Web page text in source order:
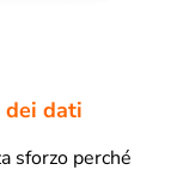
dei dati
sforzo perché